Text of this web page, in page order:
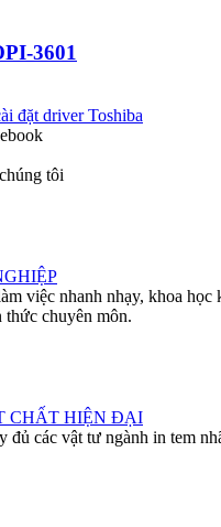
3601
đặt driver Toshiba
tôi
việc nhanh nhạy, khoa học
chuyên môn.
CHẤT HIỆN ĐẠI
đủ các vật tư ngành in tem